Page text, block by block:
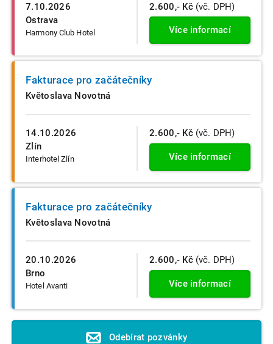
7.10.2026
Ostrava
Harmony Club Hotel
2.600,- Kč (vč. DPH)
Více informací
14.10.2026
Zlín
Interhotel Zlín
Fakturace pro začátečníky
Květoslava Novotná
2.600,- Kč (vč. DPH)
Více informací
20.10.2026
Brno
Hotel Avanti
Fakturace pro začátečníky
Květoslava Novotná
2.600,- Kč (vč. DPH)
Více informací
Odebírat pozvánky